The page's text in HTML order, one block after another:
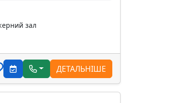
зал
ДЕТАЛЬНІШЕ